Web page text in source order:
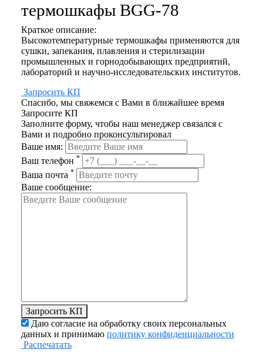
термошкафы BGG-78
Краткое описание:
Высокотемпературные термошкафы применяются для
сушки, запекания, плавления и стерилизации
промышленных и горнодобывающих предприятий,
лабораторий и научно-исследовательских институтов.
Запросить КП
Спасибо, мы свяжемся с Вами в ближайшее время
Запросите КП
Заполните форму, чтобы наш менеджер связался с
Вами и подробно проконсультировал
Ваше имя:
Ваш телефон *
Ваша почта *
Ваше сообщение:
Запросить КП
Даю согласие на обработку своих персональных
данных и принимаю политику конфиденциальности
Распечатать